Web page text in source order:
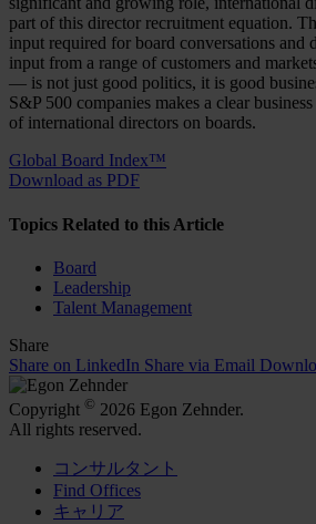
part of this director recruitment equation.
input required for board conversations and
input from a range of customers and
— is not just good politics, it is good
S&P 500 companies makes a clear
of international directors on boards.
Global Board Index™
Download as PDF
Topics Related to this Article
Board
Leadership
Talent Management
Share
Share on LinkedIn Share via Email
Copyright © 2026 Egon Zehnder.
All rights reserved.
コンサルタント
Find Offices
キャリア